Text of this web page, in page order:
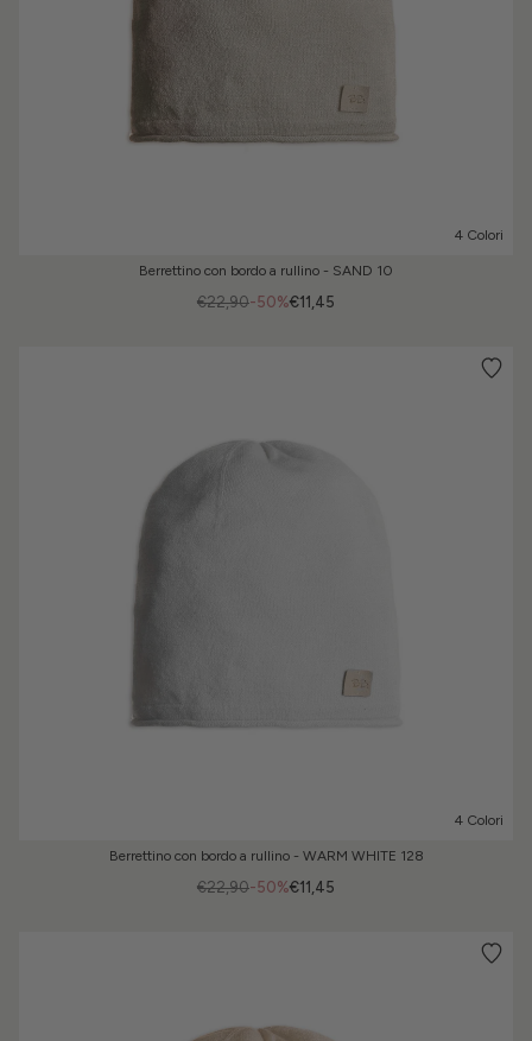
4 Colori
Berrettino con bordo a rullino - SAND 10
-50%
€22,90 €11,45
4 Colori
Berrettino con bordo a rullino - WARM WHITE 128
-50%
€22,90 €11,45